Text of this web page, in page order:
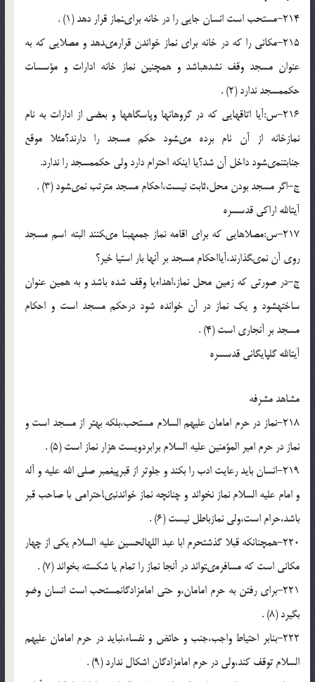
214-مستحب است انسان جایى را در خانه براى‏نماز قرار دهد (1) .
215-مکانى را که در خانه براى نماز خواندن قرارمى‏دهد و مصلایى که به
عنوان مسجد وقف نشده‏باشد و همچنین نماز خانه ادارات و مؤسسات
حکم‏مسجد ندارد (2) .
216-س:آیا اتاق‏هایى که در گروهان‏ها وپاسگاه‏ها و بعضى از ادارات به نام
نمازخانه از آن نام برده مى‏شود حکم مسجد را دارند؟مثلا موقع
جنابت‏نمى‏شود داخل آن شد؟یا اینکه احترام دارد ولى حکم‏مسجد را ندارد.
ج-اگر مسجد بودن محل،ثابت نیست،احکام مسجد مترتب نمى‏شود (3) .
آیت‏الله اراکى قدس‏سره
217-س:مصلاهایى که براى اقامه نماز جمعه‏بنا مى‏کنند البته اسم مسجد
روى آن نمى‏گذارند،آیااحکام مسجد بر آنها بار است‏یا خیر؟
ج-در صورتى که زمین محل نماز،اهداءیا وقف شده باشد و به همین عنوان
ساخته‏شود و یک نماز در آن خوانده شود درحکم مسجد است و احکام
مسجد بر آن‏جارى است (4) .
آیت‏الله گلپایگانى قدس‏سره
مشاهد مشرفه
218-نماز در حرم امامان علیهم السلام مستحب،بلکه بهتر از مسجد است و
نماز در حرم امیر المؤمنین علیه السلام برابردویست هزار نماز است (5) .
219-انسان باید رعایت ادب را بکند و جلوتر از قبرپیغمبر صلى الله علیه و آله
و امام علیه السلام نماز نخواند و چنانچه نماز خواندن‏بى‏احترامى با صاحب قبر
باشد،حرام است،ولى نمازباطل نیست (6) .
220-همچنانکه قبلا گذشت‏حرم ابا عبد الله‏الحسین علیه السلام یکى از چهار
مکانى است که مسافرمى‏تواند در آنجا نماز را تمام یا شکسته بخواند (7) .
221-براى رفتن به حرم امامان،و حتى امامزادگان‏مستحب است انسان وضو
بگیرد (8) .
222-بنابر احتیاط واجب،جنب و حائض و نفساء،نباید در حرم امامان علیهم
السلام توقف کند،ولى در حرم امامزادگان اشکال ندارد (9) .